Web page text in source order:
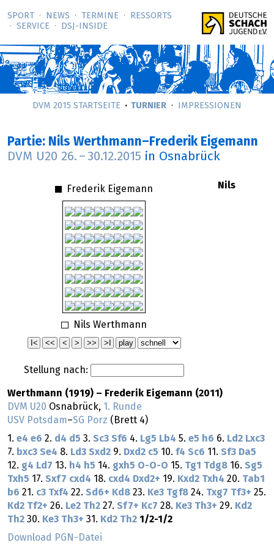
SPORT NEWS TERMINE
RESSORTS
SERVICE
DSJ-­INSIDE
DVM 2015 STARTSEITE TURNIER IMPRESSIONEN
Partie: Nils Werthmann–Frederik Eigemann
DVM U20 26. – 30.12.2015 in Osnabrück
Frederik Eigemann
Nils Werthmann
Stellung nach:
Nils
Werthmann (1919) – Frederik Eigemann (2011)
DVM U20 Osnabrück, 1. Runde
USV Potsdam–SG Porz (Brett 4)
1. e4 e6 2. d4 d5 3. Sc3 Sf6 4. Lg5 Lb4 5. e5 h6 6. Ld2 Lxc3
7. bxc3 Se4 8. Ld3 Sxd2 9. Dxd2 c5 10. f4 Sc6 11. Sf3 Da5
12. g4 Ld7 13. h4 h5 14. gxh5 O-O-O 15. Tg1 Tdg8 16. Sg5
Txh5 17. Sxf7 cxd4 18. cxd4 Dxd2+ 19. Kxd2 Txh4 20. Tab1
b6 21. c3 Txf4 22. Sd6+ Kd8 23. Ke3 Tgf8 24. Txg7 Tf3+ 25.
Kd2 Tf2+ 26. Le2 Th2 27. Sf7+ Kc7 28. Ke3 Th3+ 29. Kd2
Th2 30. Ke3 Th3+ 31. Kd2 Th2 1/2-1/2
Download PGN-Datei